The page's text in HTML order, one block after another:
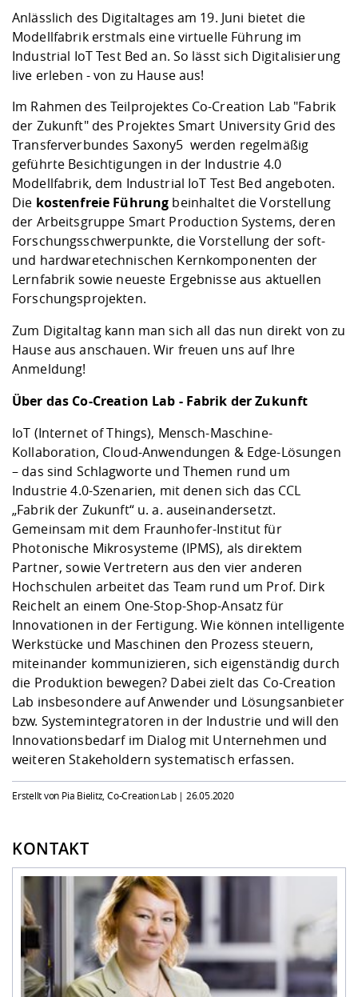
Vorbereitung
Studien- und
und Physik
Digitales Lernen
Fremdsprachen
Studieren in
Lebenslagen
Studentenwerk
Angebote der
Arbeit
Career Service
Lehren,
Formulare und
Internationale
Formulare und
FIS -
Prototyping und
Kooperationen
Kontakt &
Klimaschutz &
Förderverein
Gremien und
Informatik/
Landbau/
Maschinenbau
Angebote für Unternehmen
Kontakt und Anfahrt
Qualitätssicherung
Anlässlich des Digitaltages am 19. Juni bietet die
Modellfabrik erstmals eine virtuelle Führung im
Industrial IoT Test Bed an. So lässt sich Digitalisierung
live erleben - von zu Hause aus!
Im Rahmen des Teilprojektes Co-Creation Lab "Fabrik
der Zukunft" des Projektes Smart University Grid des
Transferverbundes Saxony5 werden regelmäßig
geführte Besichtigungen in der Industrie 4.0
Modellfabrik, dem Industrial IoT Test Bed angeboten.
Die kostenfreie Führung beinhaltet die Vorstellung
der Arbeitsgruppe Smart Production Systems, deren
Forschungsschwerpunkte, die Vorstellung der soft-
und hardwaretechnischen Kernkomponenten der
Lernfabrik sowie neueste Ergebnisse aus aktuellen
Forschungsprojekten.
Zum Digitaltag kann man sich all das nun direkt von zu
Hause aus anschauen. Wir freuen uns auf Ihre
Anmeldung!
Über das Co-Creation Lab - Fabrik der Zukunft
IoT (Internet of Things), Mensch-Maschine-
Kollaboration, Cloud-Anwendungen & Edge-Lösungen
– das sind Schlagworte und Themen rund um
Industrie 4.0-Szenarien, mit denen sich das CCL
„Fabrik der Zukunft“ u. a. auseinandersetzt.
Gemeinsam mit dem Fraunhofer-Institut für
Photonische Mikrosysteme (IPMS), als direktem
Partner, sowie Vertretern aus den vier anderen
Hochschulen arbeitet das Team rund um Prof. Dirk
Reichelt an einem One-Stop-Shop-Ansatz für
Innovationen in der Fertigung. Wie können intelligente
Werkstücke und Maschinen den Prozess steuern,
miteinander kommunizieren, sich eigenständig durch
die Produktion bewegen? Dabei zielt das Co-Creation
Lab insbesondere auf Anwender und Lösungsanbieter
bzw. Systemintegratoren in der Industrie und will den
Innovationsbedarf im Dialog mit Unternehmen und
weiteren Stakeholdern systematisch erfassen.
Erstellt von Pia Bielitz, Co-Creation Lab | 26.05.2020
KONTAKT